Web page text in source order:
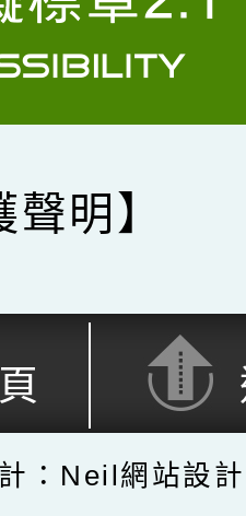
聲明】
：Neil網站設